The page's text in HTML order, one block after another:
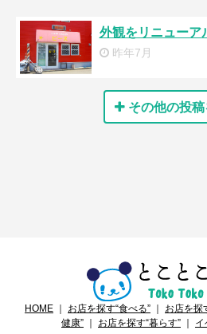
外観をリニューア
昨年7月
その他の投稿
HOME ｜ お店を探す“食べる” ｜ お店を探
健康” ｜ お店を探す“暮らす” ｜ イ